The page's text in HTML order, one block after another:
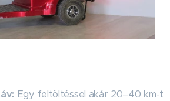
Egy feltöltéssel akár 20–40 km-t